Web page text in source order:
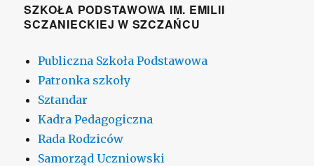
SZKOŁA PODSTAWOWA IM. EMILII
SCZANIECKIEJ W SZCZAŃCU
Publiczna Szkoła Podstawowa
Patronka szkoły
Sztandar
Kadra Pedagogiczna
Rada Rodziców
Samorząd Uczniowski